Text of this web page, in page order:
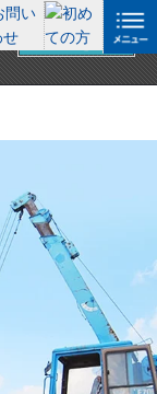
アプリを見る